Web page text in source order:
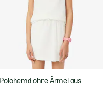
Polohemd ohne Ärmel aus